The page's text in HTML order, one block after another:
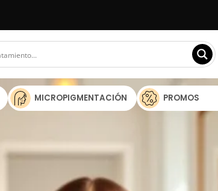
MICROPIGMENTACIÓN PROMOS